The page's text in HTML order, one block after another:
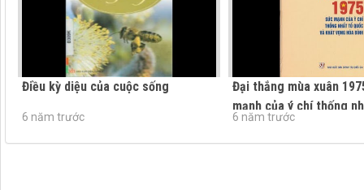
Điều kỳ diệu của cuộc sống
6 năm trước
Đại thắng mùa xuân
mạnh của ý chí thống
6 năm trước